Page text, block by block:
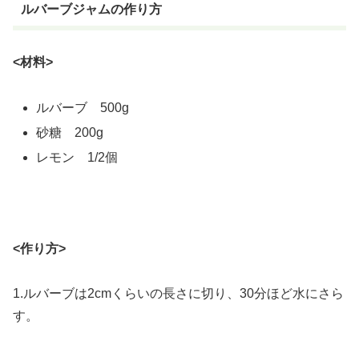
ルバーブジャムの作り方
<材料>
ルバーブ 500g
砂糖 200g
レモン 1/2個
<作り方>
1.ルバーブは2cmくらいの長さに切り、30分ほど水にさら
す。